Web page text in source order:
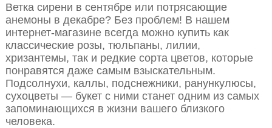
Ветка сирени в сентябре или потрясающие
анемоны в декабре? Без проблем! В нашем
интернет-магазине всегда можно купить как
классические розы, тюльпаны, лилии,
хризантемы, так и редкие сорта цветов, которые
понравятся даже самым взыскательным.
Подсолнухи, каллы, подснежники, ранункулюсы,
сухоцветы — букет с ними станет одним из самых
запоминающихся в жизни вашего близкого
человека.